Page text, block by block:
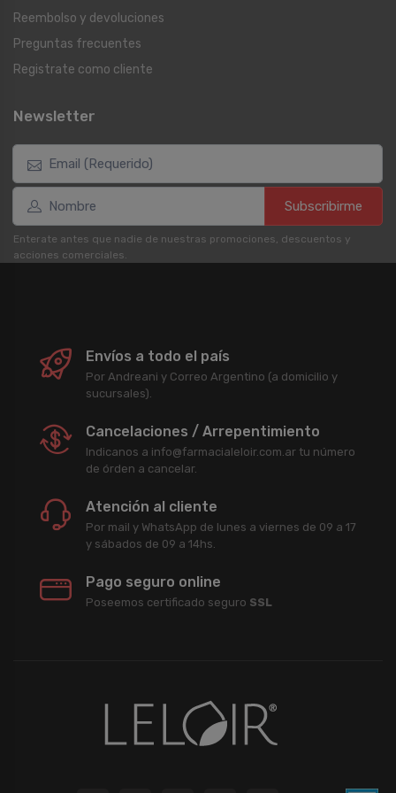
Reembolso y devoluciones
Preguntas frecuentes
Registrate como cliente
Newsletter
Subscribirme
Enterate antes que nadie de nuestras promociones, descuentos y
acciones comerciales.
Envíos a todo el país
Por Andreani y Correo Argentino (a domicilio y
sucursales).
Cancelaciones / Arrepentimiento
Indicanos a info@farmacialeloir.com.ar tu número
de órden a cancelar.
Atención al cliente
Por mail y WhatsApp de lunes a viernes de 09 a 17
y sábados de 09 a 14hs.
Pago seguro online
Poseemos certificado seguro SSL